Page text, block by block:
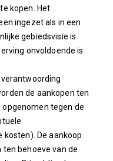
kopen. Het
ingezet als in een
gebiedsvisie is
onvoldoende is
de aankopen ten
opgenomen tegen de
kosten). De aankoop
behoeve van de